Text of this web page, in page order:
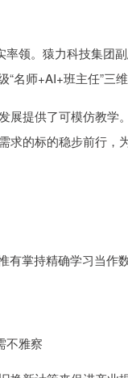
领。猿力科技集团
名师+AI+班主任”三维
提供了可模仿教学
的标的稳步前行，
掌持精确学习当作
不雅察